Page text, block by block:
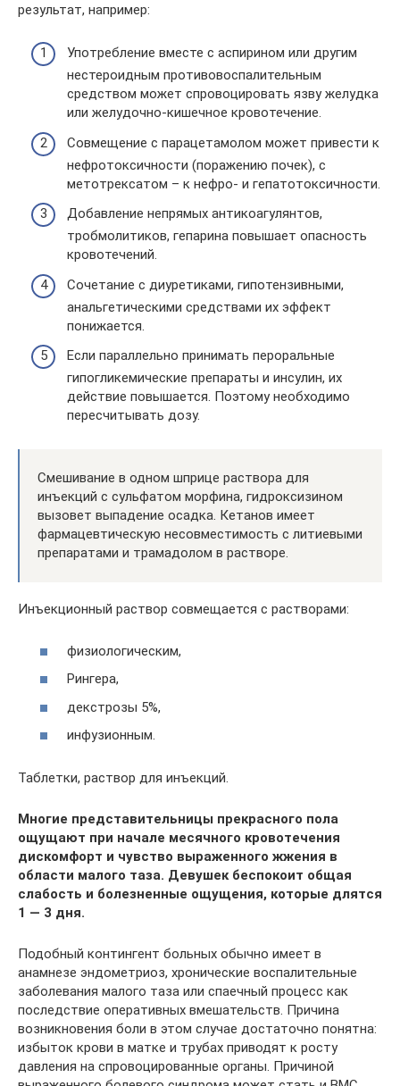
результат, например:
Употребление вместе с аспирином или другим
нестероидным противовоспалительным
средством может спровоцировать язву желудка
или желудочно-кишечное кровотечение.
Совмещение с парацетамолом может привести к
нефротоксичности (поражению почек), с
метотрексатом – к нефро- и гепатотоксичности.
Добавление непрямых антикоагулянтов,
тробмолитиков, гепарина повышает опасность
кровотечений.
Сочетание с диуретиками, гипотензивными,
анальгетическими средствами их эффект
понижается.
Если параллельно принимать пероральные
гипогликемические препараты и инсулин, их
действие повышается. Поэтому необходимо
пересчитывать дозу.
Смешивание в одном шприце раствора для
инъекций с сульфатом морфина, гидроксизином
вызовет выпадение осадка. Кетанов имеет
фармацевтическую несовместимость с литиевыми
препаратами и трамадолом в растворе.
Инъекционный раствор совмещается с растворами:
физиологическим,
Рингера,
декстрозы 5%,
инфузионным.
Таблетки, раствор для инъекций.
Многие представительницы прекрасного пола
ощущают при начале месячного кровотечения
дискомфорт и чувство выраженного жжения в
области малого таза. Девушек беспокоит общая
слабость и болезненные ощущения, которые длятся
1 — 3 дня.
Подобный контингент больных обычно имеет в
анамнезе эндометриоз, хронические воспалительные
заболевания малого таза или спаечный процесс как
последствие оперативных вмешательств. Причина
возникновения боли в этом случае достаточно понятна:
избыток крови в матке и трубах приводят к росту
давления на спровоцированные органы. Причиной